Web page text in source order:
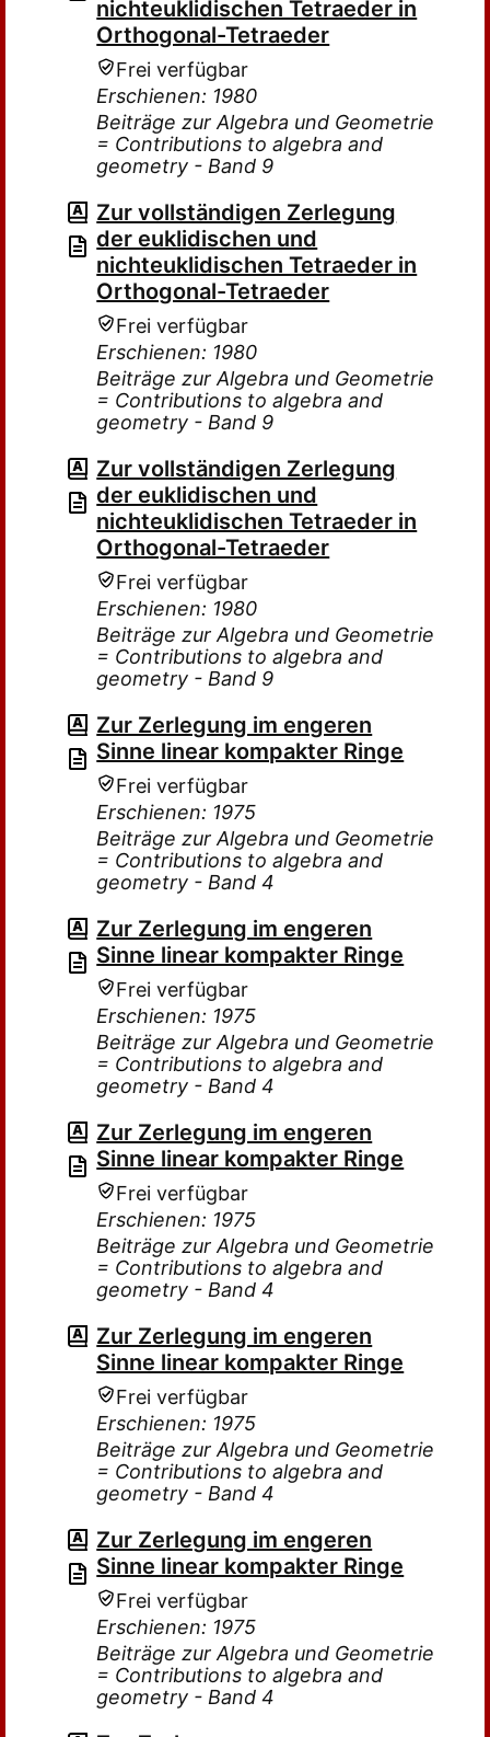
nichteuklidischen Tetraeder in
Orthogonal-Tetraeder
Frei verfügbar
Erschienen: 1980
Beiträge zur Algebra und Geometrie
= Contributions to algebra and
geometry - Band 9
Zur vollständigen Zerlegung
der euklidischen und
nichteuklidischen Tetraeder in
Orthogonal-Tetraeder
Frei verfügbar
Erschienen: 1980
Beiträge zur Algebra und Geometrie
= Contributions to algebra and
geometry - Band 9
Zur vollständigen Zerlegung
der euklidischen und
nichteuklidischen Tetraeder in
Orthogonal-Tetraeder
Frei verfügbar
Erschienen: 1980
Beiträge zur Algebra und Geometrie
= Contributions to algebra and
geometry - Band 9
Zur Zerlegung im engeren
Sinne linear kompakter Ringe
Frei verfügbar
Erschienen: 1975
Beiträge zur Algebra und Geometrie
= Contributions to algebra and
geometry - Band 4
Zur Zerlegung im engeren
Sinne linear kompakter Ringe
Frei verfügbar
Erschienen: 1975
Beiträge zur Algebra und Geometrie
= Contributions to algebra and
geometry - Band 4
Zur Zerlegung im engeren
Sinne linear kompakter Ringe
Frei verfügbar
Erschienen: 1975
Beiträge zur Algebra und Geometrie
= Contributions to algebra and
geometry - Band 4
Zur Zerlegung im engeren
Sinne linear kompakter Ringe
Frei verfügbar
Erschienen: 1975
Beiträge zur Algebra und Geometrie
= Contributions to algebra and
geometry - Band 4
Zur Zerlegung im engeren
Sinne linear kompakter Ringe
Frei verfügbar
Erschienen: 1975
Beiträge zur Algebra und Geometrie
= Contributions to algebra and
geometry - Band 4